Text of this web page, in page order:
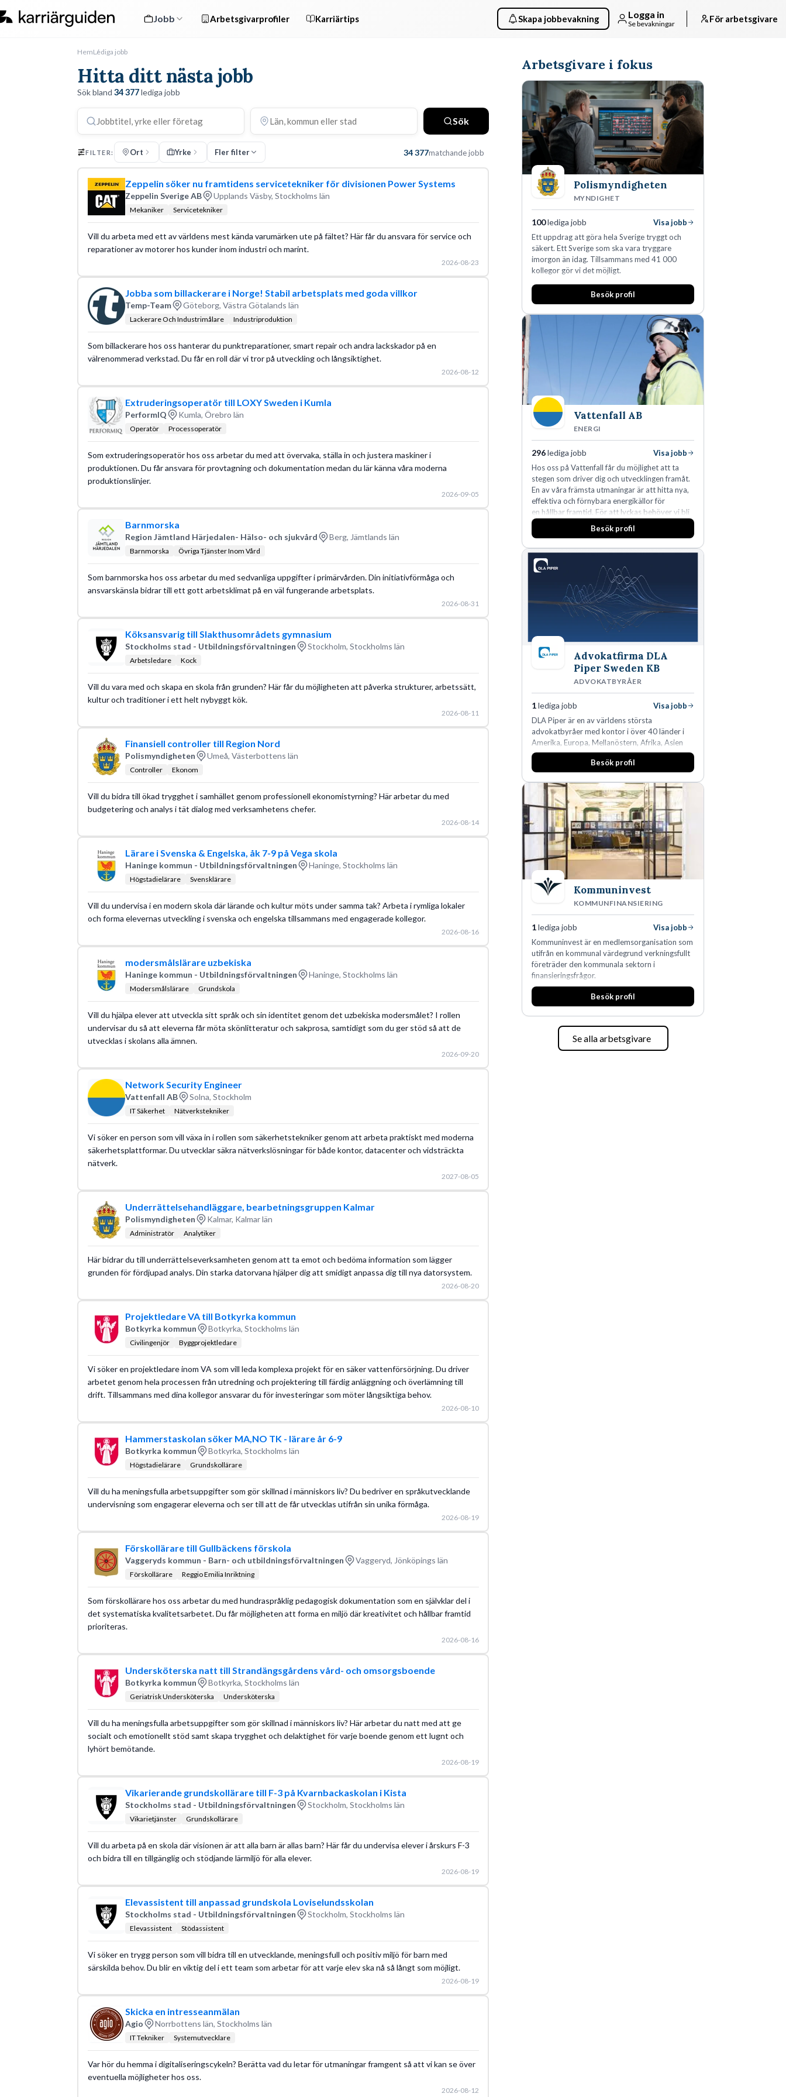
Jobb Arbetsgivarprofiler Karriärtips Skapa jobbevakning Logga in
Se bevakningar För arbetsgivare
HemLediga jobb
Hitta ditt nästa jobb
Sök bland 34 377lediga jobb
Sök
FILTER: Ort Yrke Fler filter 34 377matchande jobb
Zeppelin söker nu framtidens servicetekniker för divisionen Power Systems
Zeppelin Sverige AB Upplands Väsby, Stockholms län
Mekaniker Servicetekniker
Vill du arbeta med ett av världens mest kända varumärken ute på fältet? Här får du ansvara för service och
reparationer av motorer hos kunder inom industri och marint.
2026-08-23
Jobba som billackerare i Norge! Stabil arbetsplats med goda villkor
Temp-Team Göteborg, Västra Götalands län
Lackerare Och Industrimålare Industriproduktion
Som billackerare hos oss hanterar du punktreparationer, smart repair och andra lackskador på en
välrenommerad verkstad. Du får en roll där vi tror på utveckling och långsiktighet.
2026-08-12
Extruderingsoperatör till LOXY Sweden i Kumla
PerformIQ Kumla, Örebro län
Operatör Processoperatör
Som extruderingsoperatör hos oss arbetar du med att övervaka, ställa in och justera maskiner i
produktionen. Du får ansvara för provtagning och dokumentation medan du lär känna våra moderna
produktionslinjer.
2026-09-05
Barnmorska
Region Jämtland Härjedalen- Hälso- och sjukvård Berg, Jämtlands län
Barnmorska Övriga Tjänster Inom Vård
Som barnmorska hos oss arbetar du med sedvanliga uppgifter i primärvården. Din initiativförmåga och
ansvarskänsla bidrar till ett gott arbetsklimat på en väl fungerande arbetsplats.
2026-08-31
Köksansvarig till Slakthusområdets gymnasium
Stockholms stad - Utbildningsförvaltningen Stockholm, Stockholms län
Arbetsledare Kock
Vill du vara med och skapa en skola från grunden? Här får du möjligheten att påverka strukturer, arbetssätt,
kultur och traditioner i ett helt nybyggt kök.
2026-08-11
Finansiell controller till Region Nord
Polismyndigheten Umeå, Västerbottens län
Controller Ekonom
Vill du bidra till ökad trygghet i samhället genom professionell ekonomistyrning? Här arbetar du med
budgetering och analys i tät dialog med verksamhetens chefer.
2026-08-14
Lärare i Svenska & Engelska, åk 7-9 på Vega skola
Haninge kommun - Utbildningsförvaltningen Haninge, Stockholms län
Högstadielärare Svensklärare
Vill du undervisa i en modern skola där lärande och kultur möts under samma tak? Arbeta i rymliga lokaler
och forma elevernas utveckling i svenska och engelska tillsammans med engagerade kollegor.
2026-08-16
modersmålslärare uzbekiska
Haninge kommun - Utbildningsförvaltningen Haninge, Stockholms län
Modersmålslärare Grundskola
Vill du hjälpa elever att utveckla sitt språk och sin identitet genom det uzbekiska modersmålet? I rollen
undervisar du så att eleverna får möta skönlitteratur och sakprosa, samtidigt som du ger stöd så att de
utvecklas i skolans alla ämnen.
2026-09-20
Network Security Engineer
Vattenfall AB Solna, Stockholm
IT Säkerhet Nätverkstekniker
Vi söker en person som vill växa in i rollen som säkerhetstekniker genom att arbeta praktiskt med moderna
säkerhetsplattformar. Du utvecklar säkra nätverkslösningar för både kontor, datacenter och vidsträckta
nätverk.
2027-08-05
Underrättelsehandläggare, bearbetningsgruppen Kalmar
Polismyndigheten Kalmar, Kalmar län
Administratör Analytiker
Här bidrar du till underrättelseverksamheten genom att ta emot och bedöma information som lägger
grunden för fördjupad analys. Din starka datorvana hjälper dig att smidigt anpassa dig till nya datorsystem.
2026-08-20
Projektledare VA till Botkyrka kommun
Botkyrka kommun Botkyrka, Stockholms län
Civilingenjör Byggprojektledare
Vi söker en projektledare inom VA som vill leda komplexa projekt för en säker vattenförsörjning. Du driver
arbetet genom hela processen från utredning och projektering till färdig anläggning och överlämning till
drift. Tillsammans med dina kollegor ansvarar du för investeringar som möter långsiktiga behov.
2026-08-10
Hammerstaskolan söker MA,NO TK - lärare år 6-9
Botkyrka kommun Botkyrka, Stockholms län
Högstadielärare Grundskollärare
Vill du ha meningsfulla arbetsuppgifter som gör skillnad i människors liv? Du bedriver en språkutvecklande
undervisning som engagerar eleverna och ser till att de får utvecklas utifrån sin unika förmåga.
2026-08-19
Förskollärare till Gullbäckens förskola
Vaggeryds kommun - Barn- och utbildningsförvaltningen Vaggeryd, Jönköpings län
Förskollärare Reggio Emilia Inriktning
Som förskollärare hos oss arbetar du med hundraspråklig pedagogisk dokumentation som en självklar del i
det systematiska kvalitetsarbetet. Du får möjligheten att forma en miljö där kreativitet och hållbar framtid
prioriteras.
2026-08-16
Undersköterska natt till Strandängsgårdens vård- och omsorgsboende
Botkyrka kommun Botkyrka, Stockholms län
Geriatrisk Undersköterska Undersköterska
Vill du ha meningsfulla arbetsuppgifter som gör skillnad i människors liv? Här arbetar du natt med att ge
socialt och emotionellt stöd samt skapa trygghet och delaktighet för varje boende genom ett lugnt och
lyhört bemötande.
2026-08-19
Vikarierande grundskollärare till F-3 på Kvarnbackaskolan i Kista
Stockholms stad - Utbildningsförvaltningen Stockholm, Stockholms län
Vikarietjänster Grundskollärare
Vill du arbeta på en skola där visionen är att alla barn är allas barn? Här får du undervisa elever i årskurs F-3
och bidra till en tillgänglig och stödjande lärmiljö för alla elever.
2026-08-19
Elevassistent till anpassad grundskola Loviselundsskolan
Stockholms stad - Utbildningsförvaltningen Stockholm, Stockholms län
Elevassistent Stödassistent
Vi söker en trygg person som vill bidra till en utvecklande, meningsfull och positiv miljö för barn med
särskilda behov. Du blir en viktig del i ett team som arbetar för att varje elev ska nå så långt som möjligt.
2026-08-19
Skicka en intresseanmälan
Agio Norrbottens län, Stockholms län
IT Tekniker Systemutvecklare
Var hör du hemma i digitaliseringscykeln? Berätta vad du letar för utmaningar framgent så att vi kan se över
eventuella möjligheter hos oss.
2026-08-12
Arbetsgivare i fokus
Polismyndigheten
MYNDIGHET
100lediga jobb
Visa jobb
Ett uppdrag att göra hela Sverige tryggt och
säkert. Ett Sverige som ska vara tryggare
imorgon än idag. Tillsammans med 41 000
kollegor gör vi det möjligt.
Besök profil
Vattenfall AB
ENERGI
296lediga jobb
Visa jobb
Hos oss på Vattenfall får du möjlighet att ta
stegen som driver dig och utvecklingen framåt.
En av våra främsta utmaningar är att hitta nya,
effektiva och förnybara energikällor för
en hållbar framtid. För att lyckas behöver vi bli
fler medarbetare som vill göra skillnad.
Besök profil
Advokatfirma DLA
Piper Sweden KB
ADVOKATBYRÅER
1lediga jobb
Visa jobb
DLA Piper är en av världens största
advokatbyråer med kontor i över 40 länder i
Amerika, Europa, Mellanöstern, Afrika, Asien
och Oceanien. Vi är specialister inom
affärsjuridikens alla områden och vi har några
fler än 450 jurister på fem kontor i Stockholm,
Köpenhamn, Århus, Oslo och Helsingfors kan vi
på DLA Piper erbjuda våra klienter en unik,
effektiv och gränsöverskridande nordisk
expertis. På vårt kontor i centrala Stockholm är
vi idag drygt 240 medarbetare.
Besök profil
Kommuninvest
KOMMUNFINANSIERING
1lediga jobb
Visa jobb
Kommuninvest är en medlemsorganisation som
utifrån en kommunal värdegrund verkningsfullt
företräder den kommunala sektorn i
finansieringsfrågor.
Besök profil
Se alla arbetsgivare